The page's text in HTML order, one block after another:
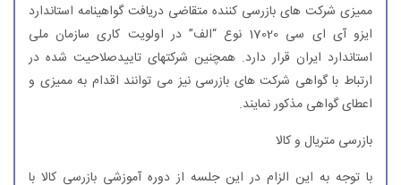
ممیزی شركت های بازرسی كننده متقاضی دریافت گواهینامه استاندارد
ایزو آی ای سی 17020 نوع “الف” در اولویت كاری سازمان ملی
استاندارد ایران قرار دارد. همچنین شركتهای تاییدصلاحیت شده در
ارتباط با گواهی شركت های بازرسی نیز می توانند اقدام به ممیزی و
اعطای گواهی مذكور نمایند.
بازرسی متریال و كالا
با توجه به این الزام در این جلسه از دوره آموزشی بازرسی كالا با